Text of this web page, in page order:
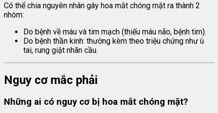
Có thể chia nguyên nhân gây hoa mắt chóng mặt ra thành 2
nhóm:
Do bệnh về máu và tim mạch (thiếu máu não, bệnh tim).
Do bệnh thần kinh: thường kèm theo triệu chứng như ù
tai, rung giật nhãn cầu.
Nguy cơ mắc phải
Những ai có nguy cơ bị hoa mắt chóng mặt?